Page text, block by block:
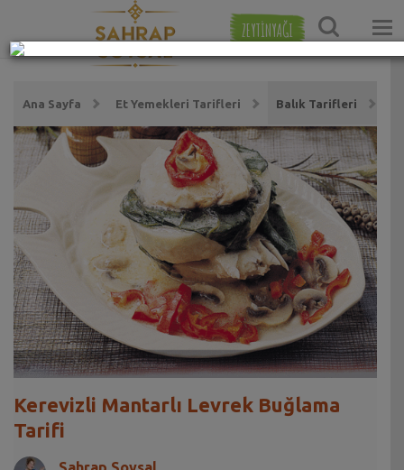
ZEYTİNYAĞI
Ana Sayfa Et Yemekleri Tarifleri Balık Tarifleri
Kerevizli Mantarlı Levrek Buğlama
Tarifi